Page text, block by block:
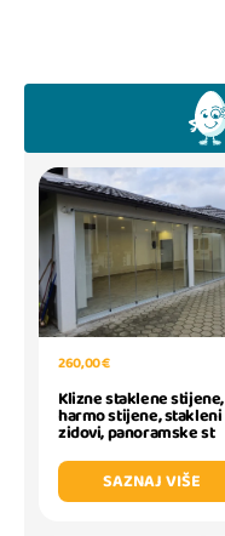
260,00 €
Klizne staklene stijene,
harmo stijene, stakleni
zidovi, panoramske st
SAZNAJ VIŠE